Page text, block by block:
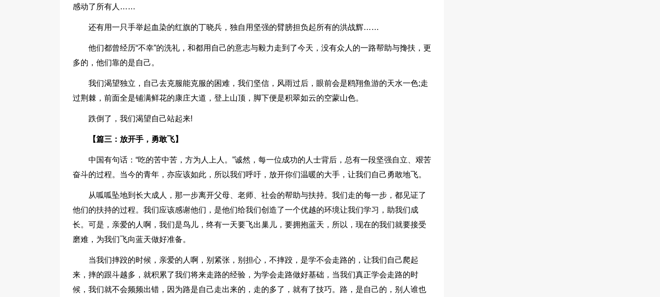
感动了所有人……
还有用一只手举起血染的红旗的丁晓兵，独自用坚强的臂膀担负起所有的洪战辉……
他们都曾经历“不幸”的洗礼，和都用自己的意志与毅力走到了今天，没有众人的一路帮助与搀扶，更
多的，他们靠的是自己。
我们渴望独立，自己去克服能克服的困难，我们坚信，风雨过后，眼前会是鸥翔鱼游的天水一色;走
过荆棘，前面全是铺满鲜花的康庄大道，登上山顶，脚下便是积翠如云的空蒙山色。
跌倒了，我们渴望自己站起来!
【篇三：放开手，勇敢飞】
中国有句话：“吃的苦中苦，方为人上人。”诚然，每一位成功的人士背后，总有一段坚强自立、艰苦
奋斗的过程。当今的青年，亦应该如此，所以我们呼吁，放开你们温暖的大手，让我们自己勇敢地飞。
从呱呱坠地到长大成人，那一步离开父母、老师、社会的帮助与扶持。我们走的每一步，都见证了
他们的扶持的过程。我们应该感谢他们，是他们给我们创造了一个优越的环境让我们学习，助我们成
长。可是，亲爱的人啊，我们是鸟儿，终有一天要飞出巢儿，要拥抱蓝天，所以，现在的我们就要接受
磨难，为我们飞向蓝天做好准备。
当我们摔跤的时候，亲爱的人啊，别紧张，别担心，不摔跤，是学不会走路的，让我们自己爬起
来，摔的跟斗越多，就积累了我们将来走路的经验，为学会走路做好基础，当我们真正学会走路的时
候，我们就不会频频出错，因为路是自己走出来的，走的多了，就有了技巧。路，是自己的，别人谁也